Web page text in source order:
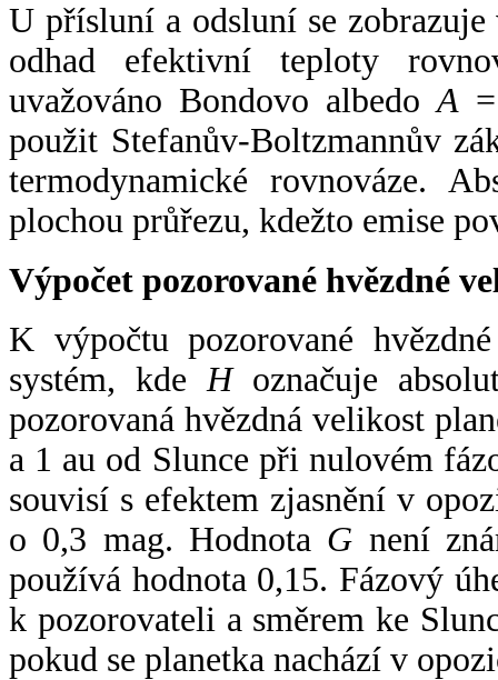
U přísluní a odsluní se
odhad efektivní teploty
uvažováno Bondovo albedoA
použit Stefanův-Boltzmannův
termodynamické rovnováze.
plochou průřezu, kdežto emise
Výpočet pozorované hvězdné
K výpočtu pozorované
systém, kde Hoznačuje
pozorovaná hvězdná velikost
a 1 au od Slunce při nulovém
souvisí s efektem zjasnění v
o 0,3 mag. Hodnota G není
používá hodnota 0,15. Fázový
k pozorovateli a směrem ke
pokud se planetka nachází v